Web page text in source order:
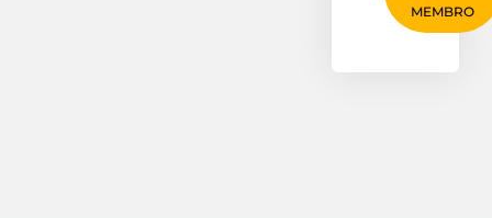
MEMBRO